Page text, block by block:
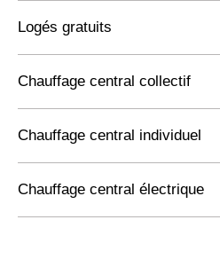
Logés gratuits
Chauffage central collectif
Chauffage central individuel
Chauffage central électrique